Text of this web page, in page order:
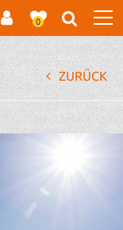
0
ZURÜCK